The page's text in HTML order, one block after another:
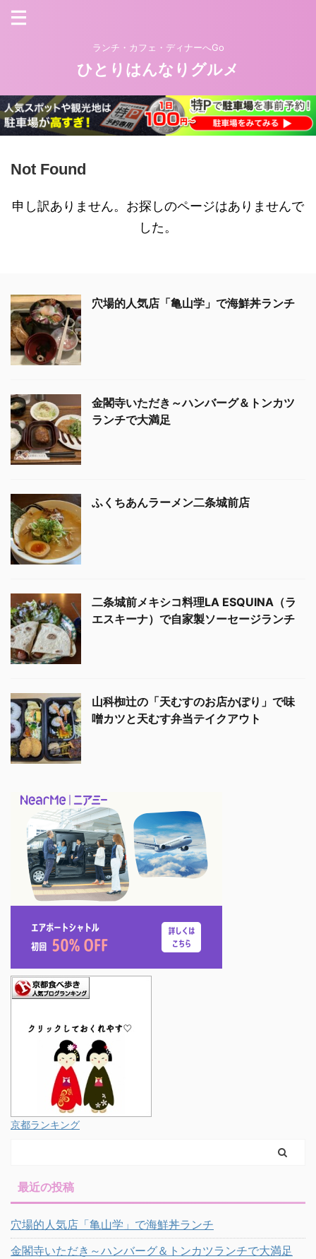
ランチ・カフェ・ディナーへGo
ひとりはんなりグルメ
Not Found
申し訳ありません。お探しのページはありませんで
した。
穴場的人気店「亀山学」で海鮮丼ランチ
金閣寺いただき～ハンバーグ＆トンカツ
ランチで大満足
ふくちあんラーメン二条城前店
二条城前メキシコ料理LA ESQUINA（ラ
エスキーナ）で自家製ソーセージランチ
山科椥辻の「天むすのお店かぽり」で味
噌カツと天むす弁当テイクアウト
京都ランキング
最近の投稿
穴場的人気店「亀山学」で海鮮丼ランチ
金閣寺いただき～ハンバーグ＆トンカツランチで大満足